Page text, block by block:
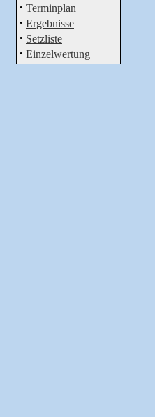
· Terminplan
· Ergebnisse
· Setzliste
· Einzelwertung